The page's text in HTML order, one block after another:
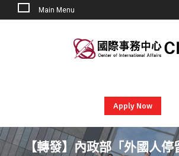
Main Menu
Apply Now
【轉發】內政部「外國人停